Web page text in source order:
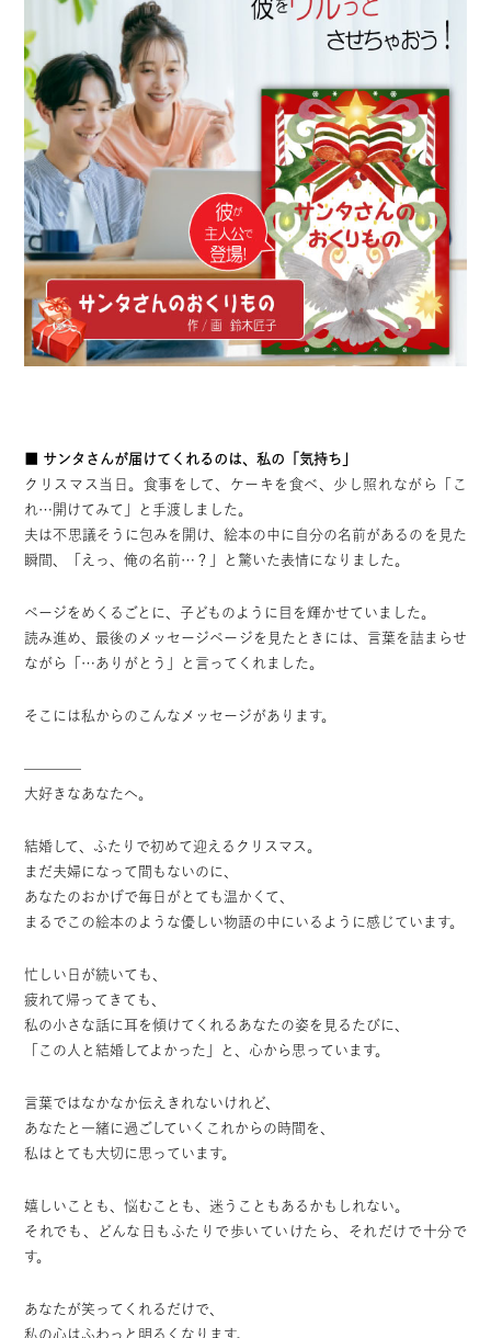
■ サンタさんが届けてくれるのは、私の「気持ち」
クリスマス当日。 食事をして、ケーキを食べ、少し照れながら「こ
れ…開けてみて」と手渡しました。
夫は不思議そうに包みを開け、 絵本の中に自分の名前があるのを見た
瞬間、「えっ、俺の名前…？」と驚いた表情になりました。
ページをめくるごとに、子どものように目を輝かせていました。
読み進め、最後のメッセージページを見たときには、言葉を詰まらせ
ながら「…ありがとう」と言ってくれました。
そこには私からのこんなメッセージがあります。
————
大好きなあなたへ。
結婚して、ふたりで初めて迎えるクリスマス。
まだ夫婦になって間もないのに、
あなたのおかげで毎日がとても温かくて、
まるでこの絵本のような優しい物語の中にいるように感じています。
忙しい日が続いても、
疲れて帰ってきても、
私の小さな話に耳を傾けてくれるあなたの姿を見るたびに、
「この人と結婚してよかった」と、 心から思っています。
言葉ではなかなか伝えきれないけれど、
あなたと一緒に過ごしていくこれからの時間を、
私はとても大切に思っています。
嬉しいことも、悩むことも、迷うこともあるかもしれない。
それでも、どんな日もふたりで歩いていけたら、それだけで十分で
す。
あなたが笑ってくれるだけで、
私の心はふわっと明るくなります。